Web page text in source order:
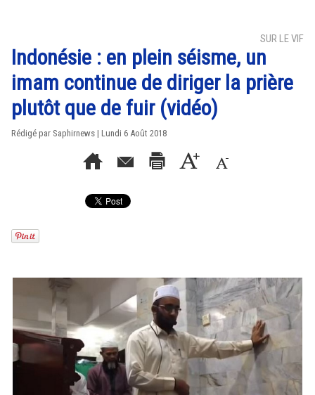
SUR LE VIF
Indonésie : en plein séisme, un
imam continue de diriger la prière
plutôt que de fuir (vidéo)
Rédigé par Saphirnews | Lundi 6 Août 2018